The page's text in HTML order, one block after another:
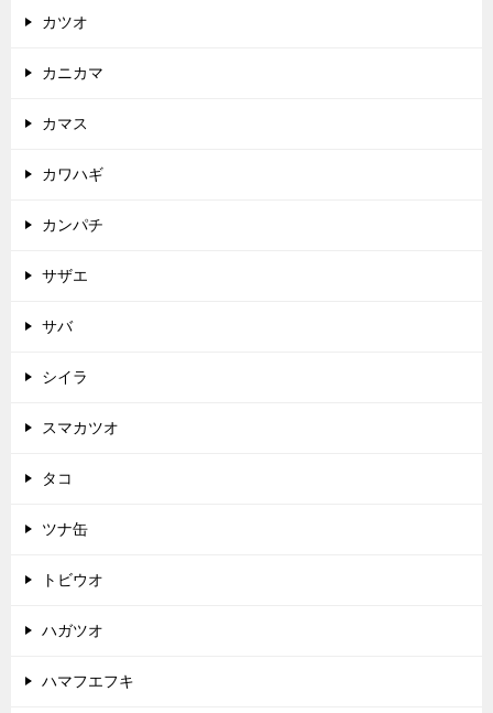
カツオ
カニカマ
カマス
カワハギ
カンパチ
サザエ
サバ
シイラ
スマカツオ
タコ
ツナ缶
トビウオ
ハガツオ
ハマフエフキ